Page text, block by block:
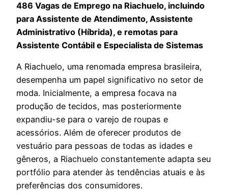
486 Vagas de Emprego na Riachuelo, incluindo
para Assistente de Atendimento, Assistente
Administrativo (Híbrida), e remotas para
Assistente Contábil e Especialista de Sistemas
A Riachuelo, uma renomada empresa brasileira,
desempenha um papel significativo no setor de
moda. Inicialmente, a empresa focava na
produção de tecidos, mas posteriormente
expandiu-se para o varejo de roupas e
acessórios. Além de oferecer produtos de
vestuário para pessoas de todas as idades e
gêneros, a Riachuelo constantemente adapta seu
portfólio para atender às tendências atuais e às
preferências dos consumidores.